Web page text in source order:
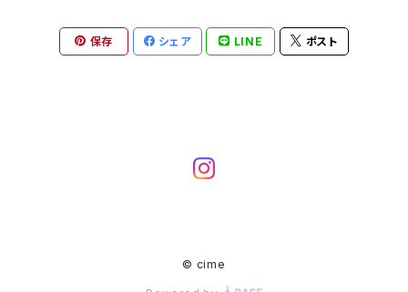
保存 シェア LINE ポスト
© cime